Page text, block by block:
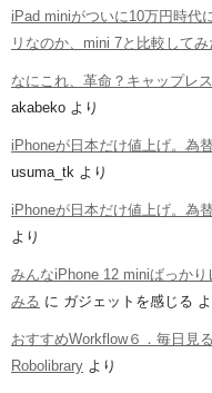
iPad miniがついに10万円時代
リなのか、mini 7と比較してみ
なにこれ、革命？キャップレ
akabeko より
iPhoneが日本だけ値上げ。為
usuma_tk より
iPhoneが日本だけ値上げ。為
より
みんなiPhone 12 miniばっか
みる に ガジェットを感じる
おすすめWorkflow６．毎日見
Robolibrary より